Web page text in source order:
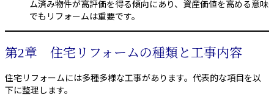
ム済み物件が高評価を得る傾向にあり、資産価値を高める意味
でもリフォームは重要です。
第2章 住宅リフォームの種類と工事内容
住宅リフォームには多種多様な工事があります。代表的な項目を以
下に整理します。